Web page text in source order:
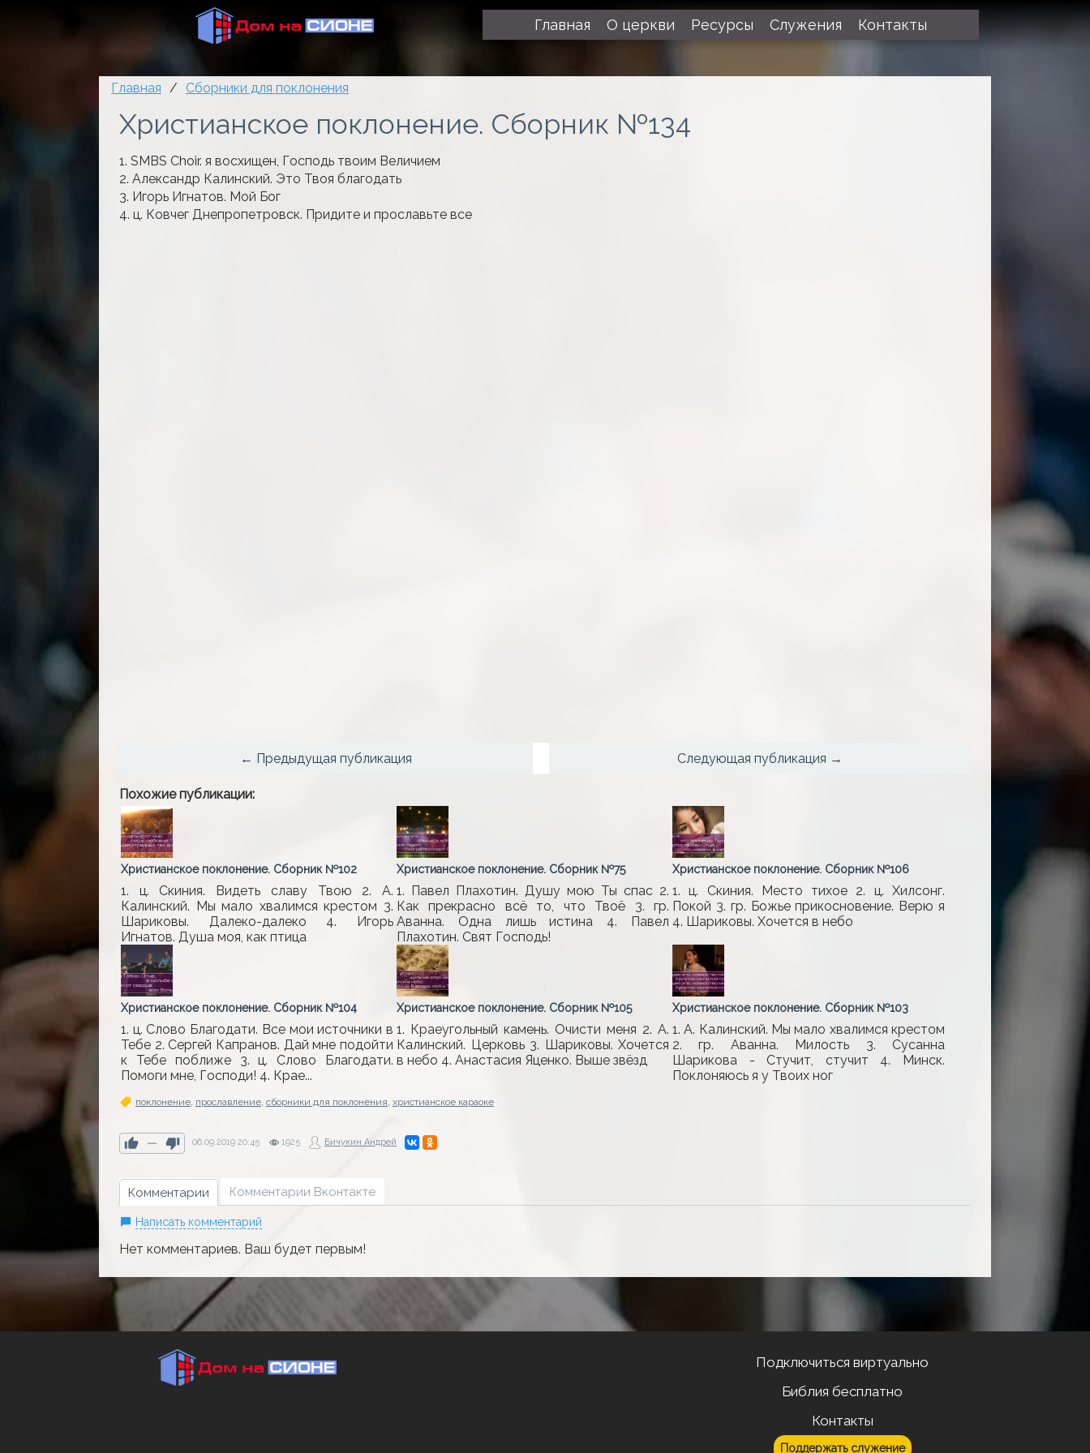
Главная О церкви Ресурсы Служения Контакты
Главная / Сборники для поклонения
Христианское поклонение. Сборник №134
1. SMBS Choir. я восхищен, Господь твоим Величием
2. Александр Калинский. Это Твоя благодать
3. Игорь Игнатов. Мой Бог
4. ц. Ковчег Днепропетровск. Придите и прославьте все
← Предыдущая публикация Следующая публикация →
Похожие публикации:
Христианское поклонение. Сборник №102
1. ц. Скиния. Видеть славу Твою 2. А.
Калинский. Мы мало хвалимся крестом 3.
Шариковы. Далеко-далеко 4. Игорь
Игнатов. Душа моя, как птица
Христианское поклонение. Сборник №75
1. Павел Плахотин. Душу мою Ты спас 2.
Как прекрасно всё то, что Твоё 3. гр.
Аванна. Одна лишь истина 4. Павел
Плахотин. Свят Господь!
Христианское поклонение. Сборник №106
1. ц. Скиния. Место тихое 2. ц. Хилсонг.
Покой 3. гр. Божье прикосновение. Верю я
4. Шариковы. Хочется в небо
Христианское поклонение. Сборник №104
1. ц. Слово Благодати. Все мои источники в
Тебе 2. Сергей Капранов. Дай мне подойти
к Тебе поближе 3. ц. Слово Благодати.
Помоги мне, Господи! 4. Крае...
Христианское поклонение. Сборник №105
1. Краеугольный камень. Очисти меня 2. А.
Калинский. Церковь 3. Шариковы. Хочется
в небо 4. Анастасия Яценко. Выше звёзд
Христианское поклонение. Сборник №103
1. А. Калинский. Мы мало хвалимся крестом
2. гр. Аванна. Милость 3. Сусанна
Шарикова - Стучит, стучит 4. Минск.
Поклоняюсь я у Твоих ног
поклонение прославление сборники для поклонения христианское караоке
— 06.09.2019 20:45 1925 Бичукин Андрей
Комментарии Комментарии Вконтакте
Написать комментарий
Нет комментариев. Ваш будет первым!
Подключиться виртуально
Библия бесплатно
Контакты
Поддержать служение